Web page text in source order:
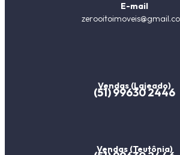
E-mail
Vendas (Lajeado)
(51) 99630 2446
Vendas (Teutônia)